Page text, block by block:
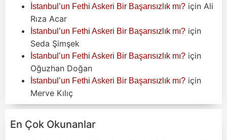
İstanbul’un Fethi Askeri Bir Başarısızlık mı? için Ali
Rıza Acar
İstanbul’un Fethi Askeri Bir Başarısızlık mı? için
Seda Şimşek
İstanbul’un Fethi Askeri Bir Başarısızlık mı? için
Oğuzhan Doğan
İstanbul’un Fethi Askeri Bir Başarısızlık mı? için
Merve Kılıç
En Çok Okunanlar